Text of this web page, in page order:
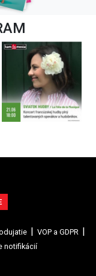
VOP a GDPR
notifikácií